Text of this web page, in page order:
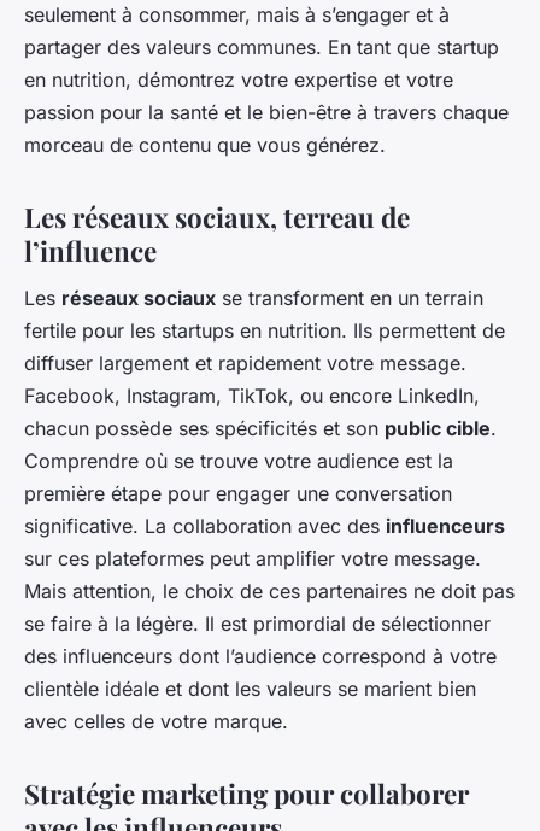
seulement à consommer, mais à s’engager et à
partager des valeurs communes. En tant que startup
en nutrition, démontrez votre expertise et votre
passion pour la santé et le bien-être à travers chaque
morceau de contenu que vous générez.
Les réseaux sociaux, terreau de
l’influence
Les réseaux sociaux se transforment en un terrain
fertile pour les startups en nutrition. Ils permettent de
diffuser largement et rapidement votre message.
Facebook, Instagram, TikTok, ou encore LinkedIn,
chacun possède ses spécificités et son public cible.
Comprendre où se trouve votre audience est la
première étape pour engager une conversation
significative. La collaboration avec des influenceurs
sur ces plateformes peut amplifier votre message.
Mais attention, le choix de ces partenaires ne doit pas
se faire à la légère. Il est primordial de sélectionner
des influenceurs dont l’audience correspond à votre
clientèle idéale et dont les valeurs se marient bien
avec celles de votre marque.
Stratégie marketing pour collaborer